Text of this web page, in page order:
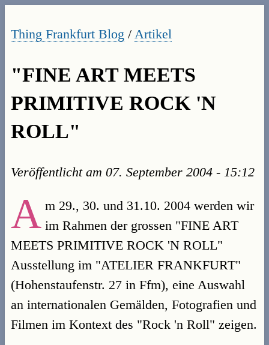
Thing Frankfurt Blog / Artikel
"FINE ART MEETS
PRIMITIVE ROCK 'N
ROLL"
Veröffentlicht am 07. September 2004 - 15:12
A m 29., 30. und 31.10. 2004 werden wir
im Rahmen der grossen "FINE ART
MEETS PRIMITIVE ROCK 'N ROLL"
Ausstellung im "ATELIER FRANKFURT"
(Hohenstaufenstr. 27 in Ffm), eine Auswahl
an internationalen Gemälden, Fotografien und
Filmen im Kontext des "Rock 'n Roll" zeigen.